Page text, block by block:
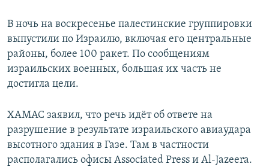
В ночь на воскресенье палестинские группировки
выпустили по Израилю, включая его центральные
районы, более 100 ракет. По сообщениям
израильских военных, большая их часть не
достигла цели.
ХАМАС заявил, что речь идёт об ответе на
разрушение в результате израильского авиаудара
высотного здания в Газе. Там в частности
располагались офисы Associated Press и Al-Jazeera.